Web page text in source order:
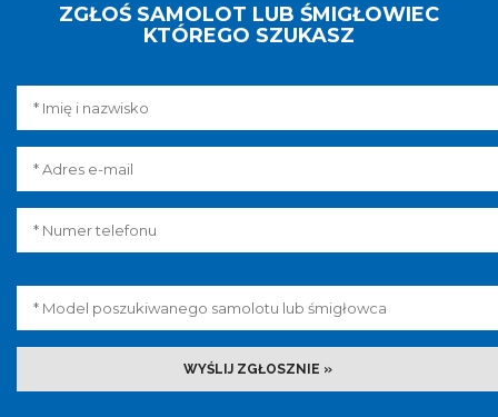
ZGŁOŚ SAMOLOT LUB ŚMIGŁOWIEC
KTÓREGO SZUKASZ
WYŚLIJ ZGŁOSZNIE »